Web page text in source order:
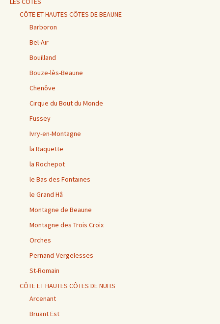
CÔTE ET HAUTES CÔTES DE BEAUNE
Barboron
Bel-Air
Bouilland
Bouze-lès-Beaune
Chenôve
Cirque du Bout du Monde
Fussey
Ivry-en-Montagne
la Raquette
la Rochepot
le Bas des Fontaines
le Grand Hâ
Montagne de Beaune
Montagne des Trois Croix
Orches
Pernand-Vergelesses
St-Romain
CÔTE ET HAUTES CÔTES DE NUITS
Arcenant
Bruant Est